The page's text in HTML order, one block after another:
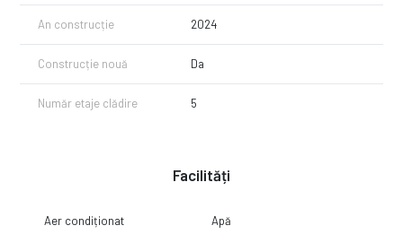
balcon;
lift;
loc de parcare suprateran inclus;
vedere către curtea interioară a ansamblului, oferind liniște și
intimitate.
Despre MTM Pipera Residence
apropiere a rondului OMV Pipera și a Lacului Pipera.
An construcție 2024
Construcție nouă Da
Număr etaje clădire 5
Facilități
Aer condiționat Apă